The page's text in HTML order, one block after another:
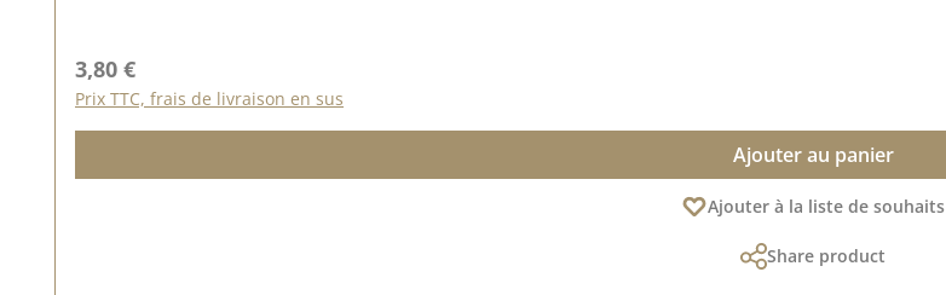
Prix régulier :
3,80 €
Prix TTC, frais de livraison en sus
Ajouter au panier
Ajouter à la liste de souhaits
Share product